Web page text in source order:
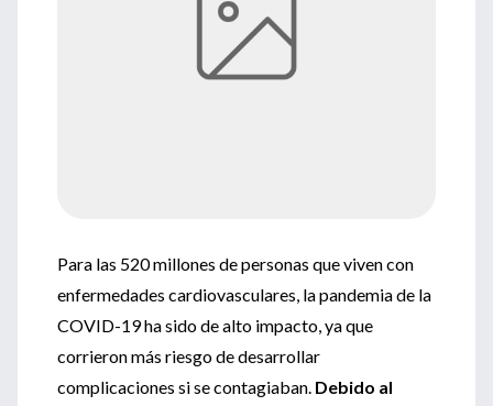
Para las 520 millones de personas que viven con
enfermedades cardiovasculares, la pandemia de la
COVID-19 ha sido de alto impacto, ya que
corrieron más riesgo de desarrollar
complicaciones si se contagiaban. Debido al